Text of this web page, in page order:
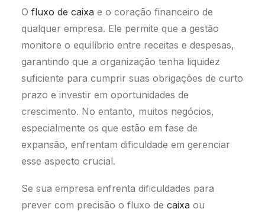
O fluxo de caixa e o coração financeiro de
qualquer empresa. Ele permite que a gestão
monitore o equilíbrio entre receitas e despesas,
garantindo que a organização tenha liquidez
suficiente para cumprir suas obrigações de curto
prazo e investir em oportunidades de
crescimento. No entanto, muitos negócios,
especialmente os que estão em fase de
expansão, enfrentam dificuldade em gerenciar
esse aspecto crucial.
Se sua empresa enfrenta dificuldades para
prever com precisão o fluxo de caixa ou